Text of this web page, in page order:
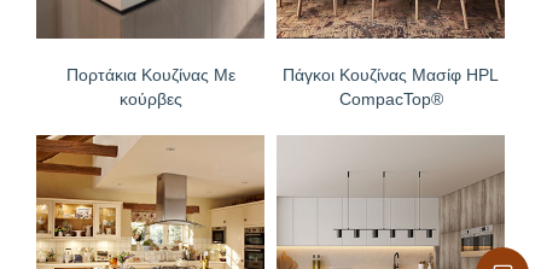
Πορτάκια Κουζίνας Με
κούρβες
Πάγκοι Κουζίνας Μασίφ HPL
CompacTop®